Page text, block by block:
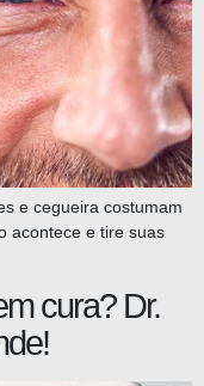
e cegueira costumam
acontece e tire suas
cura? Dr.